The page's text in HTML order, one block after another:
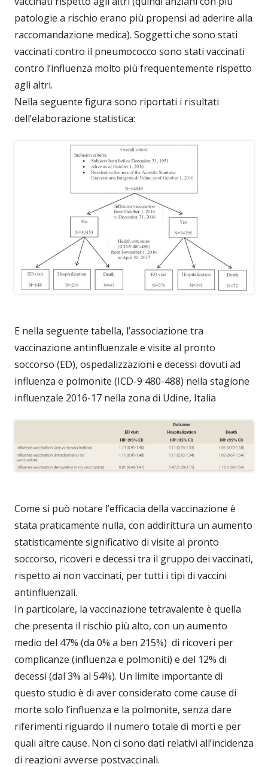
patologie a rischio erano più propensi ad aderire alla
raccomandazione medica). Soggetti che sono stati
vaccinati contro il pneumococco sono stati vaccinati
contro l’influenza molto più frequentemente rispetto
agli altri.
Nella seguente figura sono riportati i risultati
dell’elaborazione statistica:
E nella seguente tabella, l’associazione tra
vaccinazione antinfluenzale e visite al pronto
soccorso (ED), ospedalizzazioni e decessi dovuti ad
influenza e polmonite (ICD-9 480-488) nella stagione
influenzale 2016-17 nella zona di Udine, Italia
Come si può notare l’efficacia della vaccinazione è
stata praticamente nulla, con addirittura un aumento
statisticamente significativo di visite al pronto
soccorso, ricoveri e decessi tra il gruppo dei vaccinati,
rispetto ai non vaccinati, per tutti i tipi di vaccini
antinfluenzali.
In particolare, la vaccinazione tetravalente è quella
che presenta il rischio più alto, con un aumento
medio del 47% (da 0% a ben 215%) di ricoveri per
complicanze (influenza e polmoniti) e del 12% di
decessi (dal 3% al 54%). Un limite importante di
questo studio è di aver considerato come cause di
morte solo l’influenza e la polmonite, senza dare
riferimenti riguardo il numero totale di morti e per
quali altre cause. Non ci sono dati relativi all’incidenza
di reazioni avverse postvaccinali.